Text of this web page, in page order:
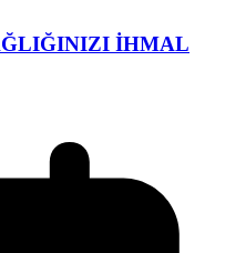
İHMAL